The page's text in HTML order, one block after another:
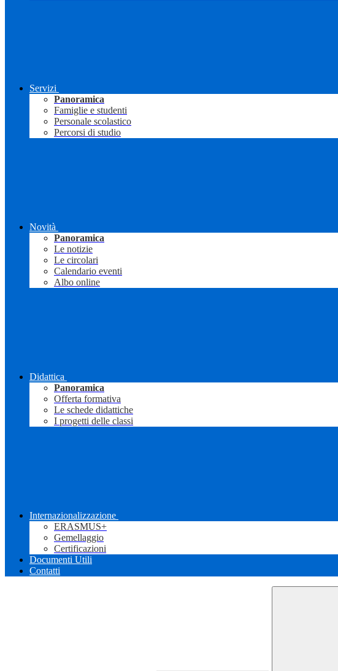
Servizi
Panoramica
Famiglie e studenti
Personale scolastico
Percorsi di studio
Novità
Panoramica
Le notizie
Le circolari
Calendario eventi
Albo online
Didattica
Panoramica
Offerta formativa
Le schede didattiche
I progetti delle classi
Internazionalizzazione
ERASMUS+
Gemellaggio
Certificazioni
Documenti Utili
Contatti